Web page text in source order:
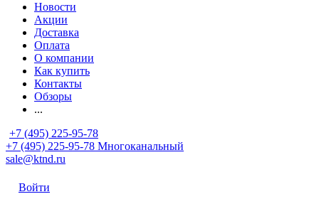
Новости
Акции
Доставка
Оплата
О компании
Как купить
Контакты
Обзоры
...
+7 (495) 225-95-78
+7 (495) 225-95-78 Многоканальный
sale@ktnd.ru
Войти